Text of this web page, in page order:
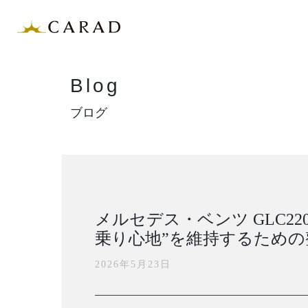
Blog
ブログ
メルセデス・ベンツ
乗り心地”を維持するため
2026年5月23日